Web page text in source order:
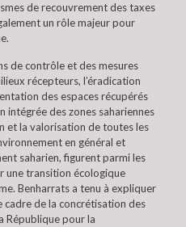
de recouvrement des taxes
un rôle majeur pour
de contrôle et des mesures
récepteurs, l’éradication
des espaces récupérés
intégrée des zones sahariennes
et la valorisation de toutes les
en général et
saharien, figurent parmi les
une transition écologique
Benharrats a tenu à expliquer
cadre de la concrétisation des
République pour la